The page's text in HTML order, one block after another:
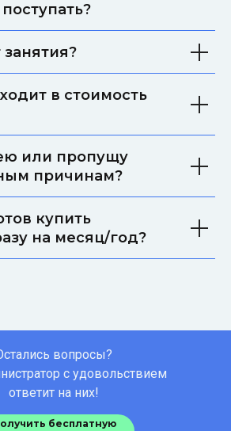
в стоимость
или пропущу
причинам?
купить
на месяц/год?
вопросы?
с удовольствием
ответит на них!
бесплатную
Школа